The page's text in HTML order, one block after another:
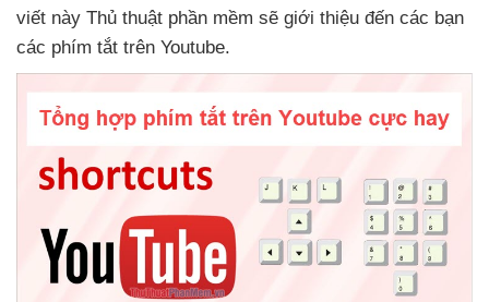
viết này Thủ thuật phần mềm sẽ giới thiệu đến các bạn
các phím tắt trên Youtube.